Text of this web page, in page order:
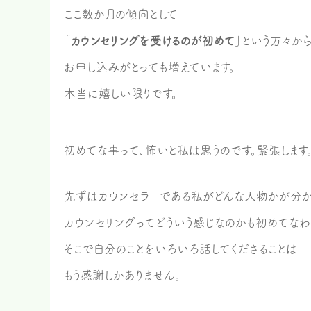
ここ数か月の傾向として
カウンセリングを受けるのが初めて 」という方々か
お申し込みがとっても増えています。
本当に嬉しい限りです。
初めてな事って、怖いと私は思うのです。緊張します。
先ずはカウンセラーである私がどんな人物かが分
カウンセリングってどういう感じなのかも初めてなわ
そこで自分のことをいろいろ話してくださることは
もう感謝しかありません。